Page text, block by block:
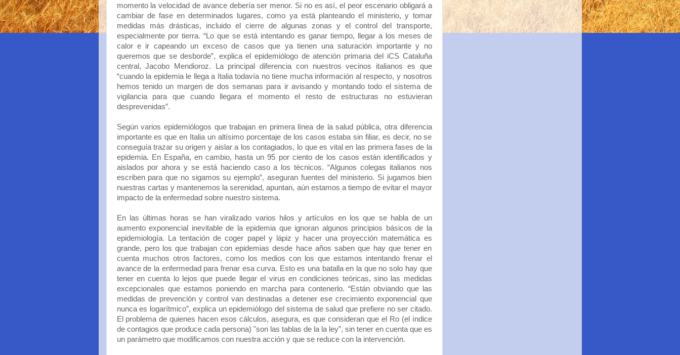
momento la velocidad de avance debería ser menor. Si no es así, el peor escenario obligará a
cambiar de fase en determinados lugares, como ya está planteando el ministerio, y tomar
medidas más drásticas, incluido el cierre de algunas zonas y el control del transporte,
especialmente por tierra. “Lo que se está intentando es ganar tiempo, llegar a los meses de
calor e ir capeando un exceso de casos que ya tienen una saturación importante y no
queremos que se desborde”, explica el epidemiólogo de atención primaria del iCS Cataluña
central, Jacobo Mendioroz. La principal diferencia con nuestros vecinos italianos es que
“cuando la epidemia le llega a Italia todavía no tiene mucha información al respecto, y nosotros
hemos tenido un margen de dos semanas para ir avisando y montando todo el sistema de
vigilancia para que cuando llegara el momento el resto de estructuras no estuvieran
desprevenidas”.
Según varios epidemiólogos que trabajan en primera línea de la salud pública, otra diferencia
importante es que en Italia un altísimo porcentaje de los casos estaba sin filiar, es decir, no se
conseguía trazar su origen y aislar a los contagiados, lo que es vital en las primera fases de la
epidemia. En España, en cambio, hasta un 95 por ciento de los casos están identificados y
aislados por ahora y se está haciendo caso a los técnicos. “Algunos colegas italianos nos
escriben para que no sigamos su ejemplo”, aseguran fuentes del ministerio. Si jugamos bien
nuestras cartas y mantenemos la serenidad, apuntan, aún estamos a tiempo de evitar el mayor
impacto de la enfermedad sobre nuestro sistema.
En las últimas horas se han viralizado varios hilos y artículos en los que se habla de un
aumento exponencial inevitable de la epidemia que ignoran algunos principios básicos de la
epidemiología. La tentación de coger papel y lápiz y hacer una proyección matemática es
grande, pero los que trabajan con epidemias desde hace años saben que hay que tener en
cuenta muchos otros factores, como los medios con los que estamos intentando frenar el
avance de la enfermedad para frenar esa curva. Esto es una batalla en la que no solo hay que
tener en cuenta lo lejos que puede llegar el virus en condiciones teóricas, sino las medidas
excepcionales que estamos poniendo en marcha para contenerlo. “Están obviando que las
medidas de prevención y control van destinadas a detener ese crecimiento exponencial que
nunca es logarítmico”, explica un epidemiólogo del sistema de salud que prefiere no ser citado.
El problema de quienes hacen esos cálculos, asegura, es que consideran que el Ro (el índice
de contagios que produce cada persona) "son las tablas de la la ley”, sin tener en cuenta que es
un parámetro que modificamos con nuestra acción y que se reduce con la intervención.